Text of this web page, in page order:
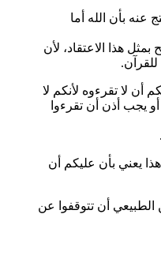
عنه بأن الله أما
هذا الاعتقاد، لأن
يجب أذن أن تقرءوا